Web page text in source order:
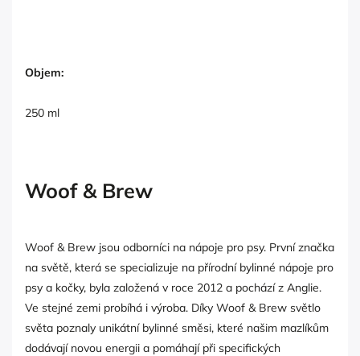
Objem:
250 ml
Woof & Brew
Woof & Brew jsou odborníci na nápoje pro psy. První značka
na světě, která se specializuje na přírodní bylinné nápoje pro
psy a kočky, byla založená v roce 2012 a pochází z Anglie.
Ve stejné zemi probíhá i výroba. Díky Woof & Brew světlo
světa poznaly unikátní bylinné směsi, které našim mazlíkům
dodávají novou energii a pomáhají při specifických